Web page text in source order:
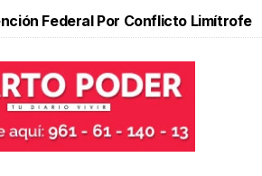
Federal Por Conflicto Limítrofe